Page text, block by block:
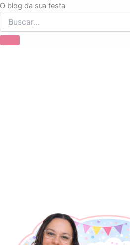
O blog da sua festa
Ir
para
o